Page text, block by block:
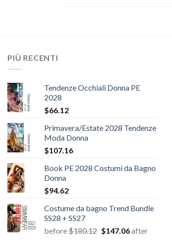
PIÙ RECENTI
Tendenze Occhiali Donna PE
2028
$66.12
Primavera/Estate 2028 Tendenze
Moda Donna
$107.16
Book PE 2028 Costumi da Bagno
Donna
$94.62
Costume da bagno Trend Bundle
SS28 + SS27
before$180.12 Il
$147.06Il
after